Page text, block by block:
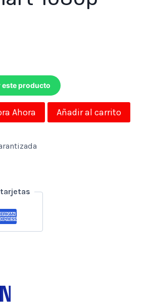
este producto
Ahora Añadir al carrito